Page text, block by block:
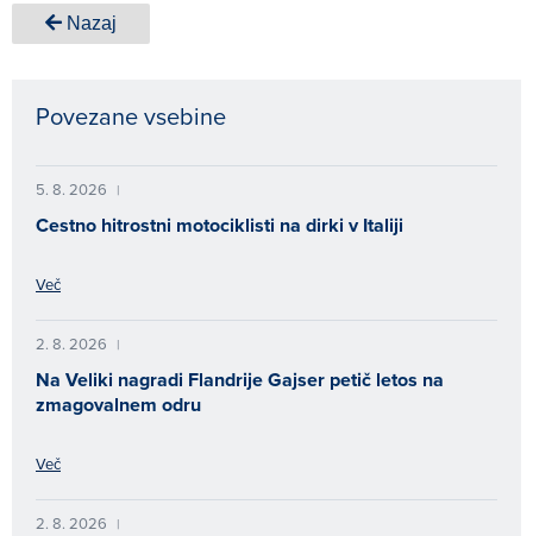
Nazaj
Povezane vsebine
5. 8. 2026 |
Cestno hitrostni motociklisti na dirki v Italiji
Več
2. 8. 2026 |
Na Veliki nagradi Flandrije Gajser petič letos na
zmagovalnem odru
Več
2. 8. 2026 |